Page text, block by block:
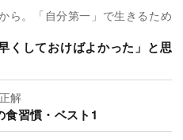
ら。「自分第一」で生きるため
くしておけばよかった」と思
解
食習慣・ベスト1